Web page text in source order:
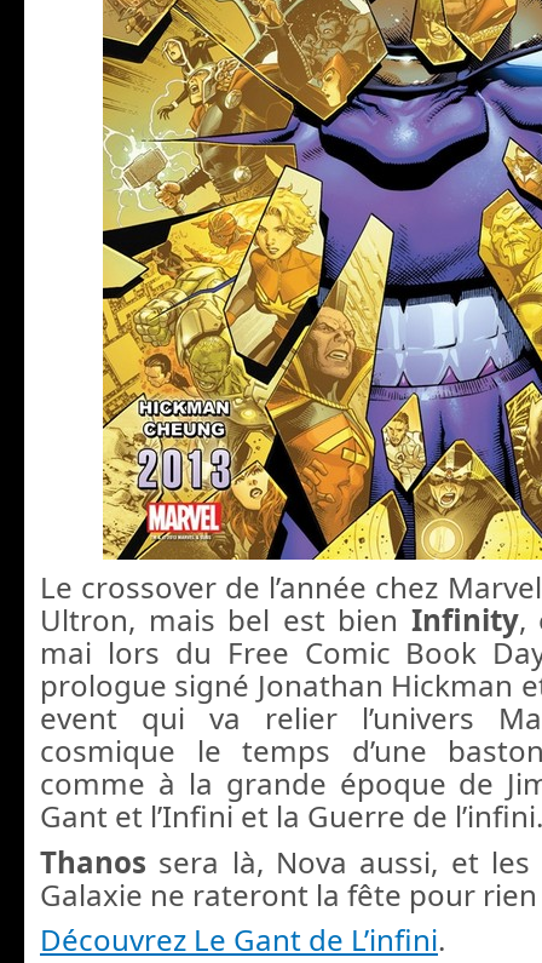
Le crossover de l’année chez
Ultron, mais bel est bien Infinity,
mai lors du Free Comic Book
prologue signé Jonathan Hickman
event qui va relier l’univers
cosmique le temps d’une
comme à la grande époque de
Gant et l’Infini et la Guerre de l’infini.
Thanos sera là, Nova aussi, et
Galaxie ne rateront la fête pour
Découvrez Le Gant de L’infini.